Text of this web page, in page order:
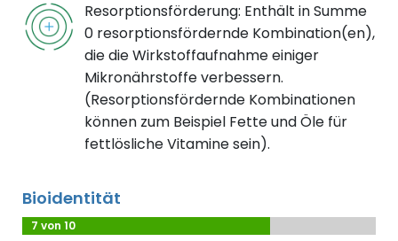
Resorptionsförderung: Enthält in Summe
0 resorptionsfördernde Kombination(en),
die die Wirkstoffaufnahme einiger
Mikronährstoffe verbessern.
(Resorptionsfördernde Kombinationen
können zum Beispiel Fette und Öle für
fettlösliche Vitamine sein).
Bioidentität
7 von 10